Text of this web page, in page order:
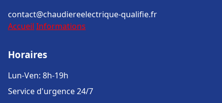
contact@chaudiereelectrique-qualifie.fr
Accueil Informations
Horaires
Lun-Ven: 8h-19h
Service d'urgence 24/7